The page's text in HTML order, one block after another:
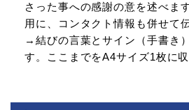
さった事への感謝の意を述べま
用に、コンタクト情報も併せて
→結びの言葉とサイン（手書き
す。ここまでをA4サイズ1枚に収